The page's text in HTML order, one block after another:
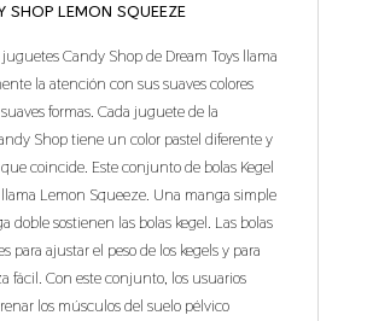
SHOP LEMON SQUEEZE
Candy Shop de Dream Toys llama
la atención con sus suaves colores
formas. Cada juguete de la
Shop tiene un color pastel diferente y
coincide. Este conjunto de bolas Kegel
Lemon Squeeze. Una manga simple
doble sostienen las bolas kegel. Las bolas
para ajustar el peso de los kegels y para
fácil. Con este conjunto, los usuarios
los músculos del suelo pélvico